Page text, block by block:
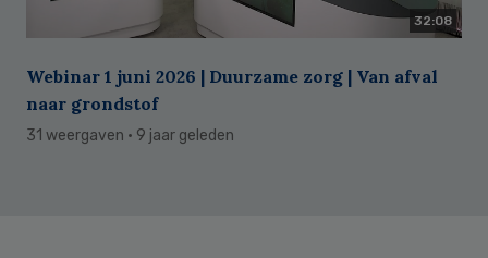
32:08
Webinar 1 juni 2026 | Duurzame zorg | Van afval
naar grondstof
31 weergaven · 9 jaar geleden